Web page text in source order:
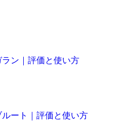
ラン｜評価と使い方
ルート｜評価と使い方